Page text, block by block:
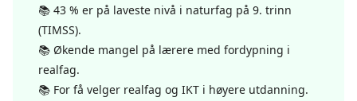
📚 43 % er på laveste nivå i naturfag på 9. trinn
(TIMSS).
📚 Økende mangel på lærere med fordypning i
realfag.
📚 For få velger realfag og IKT i høyere utdanning.